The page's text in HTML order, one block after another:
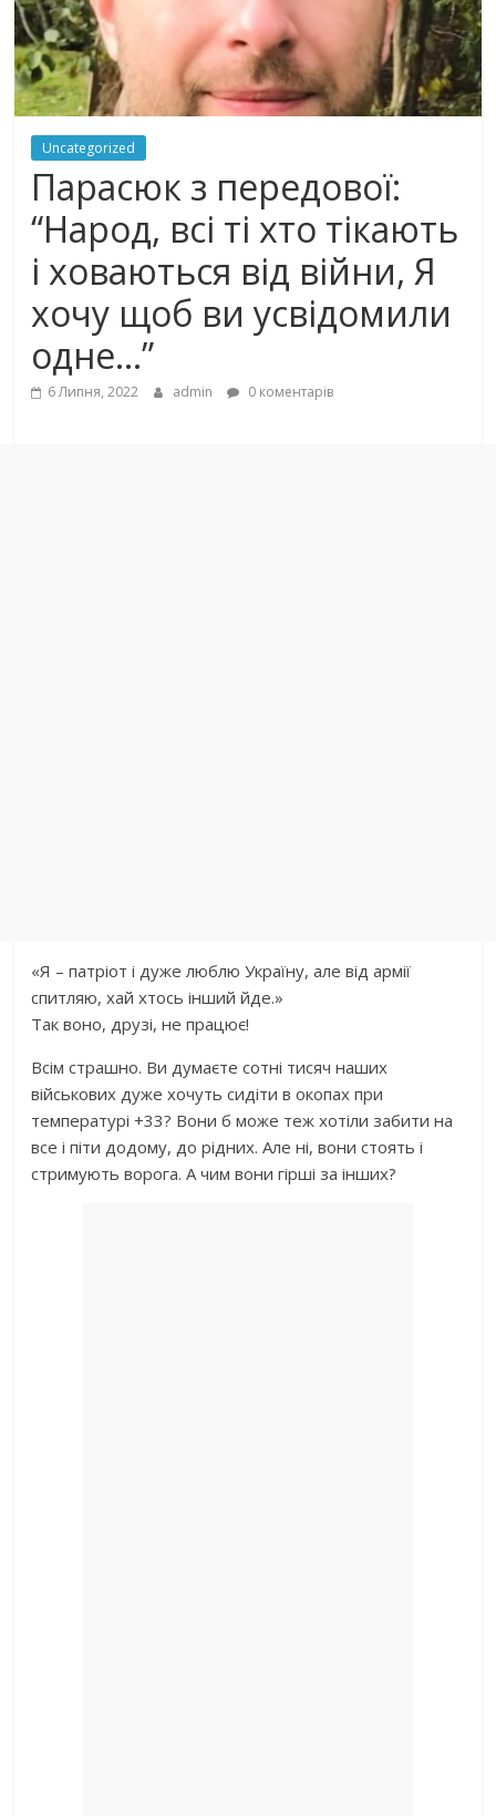
Uncategorized
Парасюк з передової:
“Народ, всі ті хто тікають
і ховаються від війни, Я
хочу щоб ви усвідомили
одне…”
6 Липня, 2022 admin 0 коментарів
«Я – патріот і дуже люблю Україну, але від армії
спитляю, хай хтось інший йде.»
Так воно, друзі, не працює!
Всім страшно. Ви думаєте сотні тисяч наших
військових дуже хочуть сидіти в окопах при
температурі +33? Вони б може теж хотіли забити на
все і піти додому, до рідних. Але ні, вони стоять і
стримують ворога. А чим вони гірші за інших?